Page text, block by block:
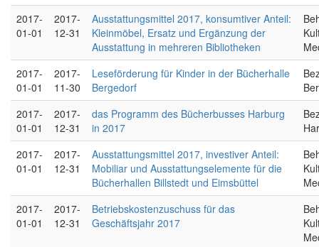
2017-
01-01
2017-
12-31
Ausstattungsmittel 2017, konsumtiver Anteil:
Kleinmöbel, Ersatz und Ergänzung der
Ausstattung in mehreren Bibliotheken
2017-
01-01
2017-
11-30
Leseförderung für Kinder in der Bücherhalle
Bergedorf
2017-
01-01
2017-
12-31
das Programm des Bücherbusses Harburg
in 2017
2017-
01-01
2017-
12-31
Ausstattungsmittel 2017, investiver Anteil:
Mobiliar und Ausstattungselemente für die
Bücherhallen Billstedt und Eimsbüttel
2017-
01-01
2017-
12-31
Betriebskostenzuschuss für das
Geschäftsjahr 2017